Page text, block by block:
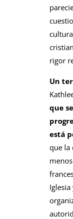
rigor
Un
que
está
que la